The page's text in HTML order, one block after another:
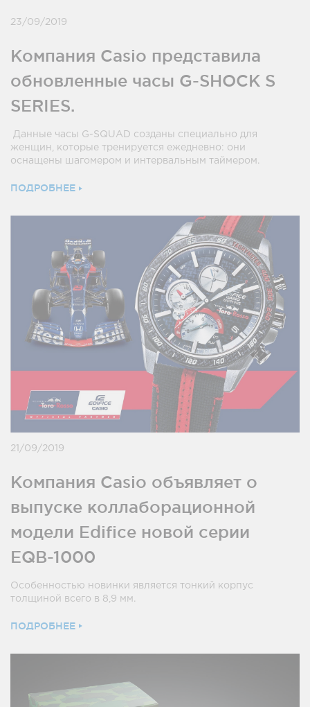
23/09/2019
Компания Casio представила
обновленные часы G-SHOCK S
SERIES.
Данные часы G-SQUAD созданы специально для
женщин, которые тренируется ежедневно: они
оснащены шагомером и интервальным таймером.
ПОДРОБНЕЕ
21/09/2019
Компания Casio объявляет о
выпуске коллаборационной
модели Edifice новой серии
EQB-1000
Особенностью новинки является тонкий корпус
толщиной всего в 8,9 мм.
ПОДРОБНЕЕ